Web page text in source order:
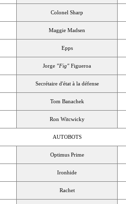
Colonel Sharp
Maggie Madsen
Epps
Jorge "Fig" Figueroa
Secrétaire d'état à la défense
Tom Banachek
Ron Witcwicky
AUTOBOTS
Optimus Prime
Ironhide
Rachet